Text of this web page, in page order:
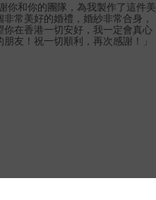
你和你的團隊，為我製作了這件美
常美好的婚禮，婚紗非常合身，
在香港一切安好，我一定會真心
友！祝一切順利，再次感謝！」